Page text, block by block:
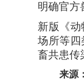
明确官方
新版《
场所等四
畜共患传
来源：